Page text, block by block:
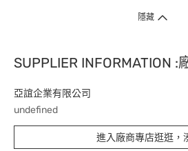
隱藏
SUPPLIER INFORMATION :
亞誼企業有限公司
undefined
進入廠商專店逛逛，